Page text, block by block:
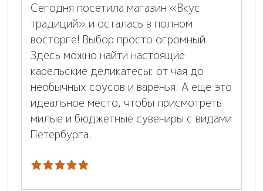
Сегодня посетила магазин «Вкус
традиций» и осталась в полном
восторге! Выбор просто огромный.
Здесь можно найти настоящие
карельские деликатесы: от чая до
необычных соусов и варенья. А еще это
идеальное место, чтобы присмотреть
милые и бюджетные сувениры с видами
Петербурга.